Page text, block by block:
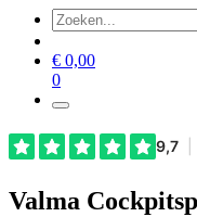
€ 0,00
0
Valma